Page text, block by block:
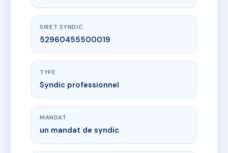
SIRET SYNDIC
52960455500019
TYPE
Syndic professionnel
MANDAT
un mandat de syndic